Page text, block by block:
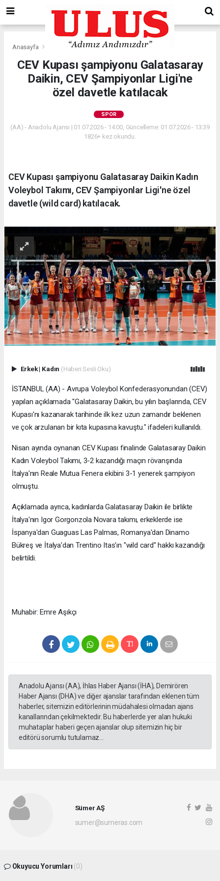
Anasayfa
CEV Kupası şampiyonu Galatasaray
Daikin, CEV Şampiyonlar Ligi'ne
özel davetle katılacak
SPOR
(AA) - Anadolu Ajansı | 01.07.2026 - 14:00, Güncelleme: 01.07.2026 - 13:39
1826+ kez okundu.
CEV Kupası şampiyonu Galatasaray Daikin Kadın
Voleybol Takımı, CEV Şampiyonlar Ligi'ne özel
davetle (wild card) katılacak.
Erkek| Kadın (Haberi Sesli Oku)
İSTANBUL (AA) - Avrupa Voleybol Konfederasyonundan (CEV)
yapılan açıklamada "Galatasaray Daikin, bu yılın başlarında, CEV
Kupası'nı kazanarak tarihinde ilk kez uzun zamandır beklenen
ve çok arzulanan bir kıta kupasına kavuştu." ifadeleri kullanıldı.
Nisan ayında oynanan CEV Kupası finalinde Galatasaray Daikin
Kadın Voleybol Takımı, 3-2 kazandığı maçın rövanşında
İtalya'nın Reale Mutua Fenera ekibini 3-1 yenerek şampiyon
olmuştu.
Açıklamada ayrıca, kadınlarda Galatasaray Daikin ile birlikte
İtalya'nın Igor Gorgonzola Novara takımı, erkeklerde ise
İspanya'dan Guaguas Las Palmas, Romanya'dan Dinamo
Bükreş ve İtalya'dan Trentino Itas'ın "wild card" hakkı kazandığı
belirtildi.
Muhabir: Emre Aşıkçı
Anadolu Ajansı (AA), İhlas Haber Ajansı (İHA), Demirören
Haber Ajansı (DHA) ve diğer ajanslar tarafından eklenen tüm
haberler, sitemizin editörlerinin müdahalesi olmadan ajans
kanallarından çekilmektedir. Bu haberlerde yer alan hukuki
muhataplar haberi geçen ajanslar olup sitemizin hiç bir
editörü sorumlu tutulamaz...
Sümer AŞ
sumer@sumeras.com
Okuyucu Yorumları (0)